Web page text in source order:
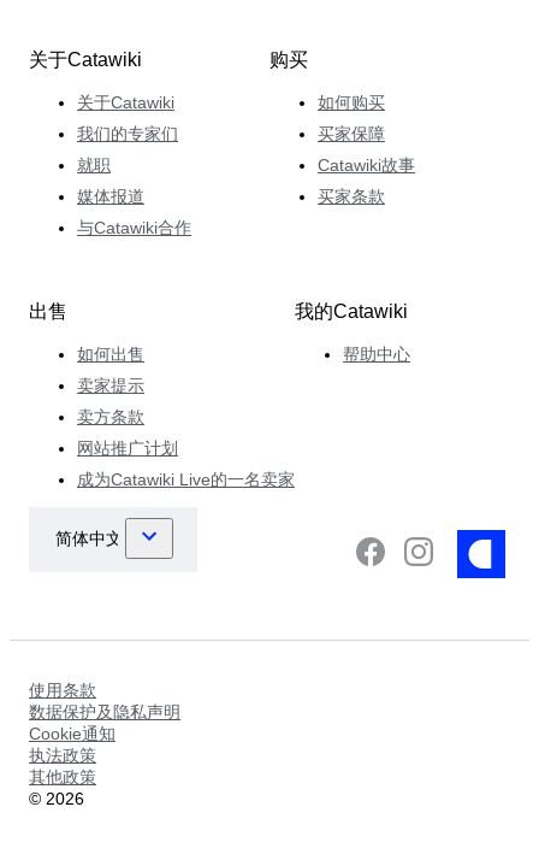
关于Catawiki
关于Catawiki
我们的专家们
就职
媒体报道
与Catawiki合作
购买
如何购买
买家保障
Catawiki故事
买家条款
出售
如何出售
卖家提示
卖方条款
网站推广计划
成为Catawiki Live的一名卖家
我的Catawiki
帮助中心
使用条款
数据保护及隐私声明
Cookie通知
执法政策
其他政策
© 2026